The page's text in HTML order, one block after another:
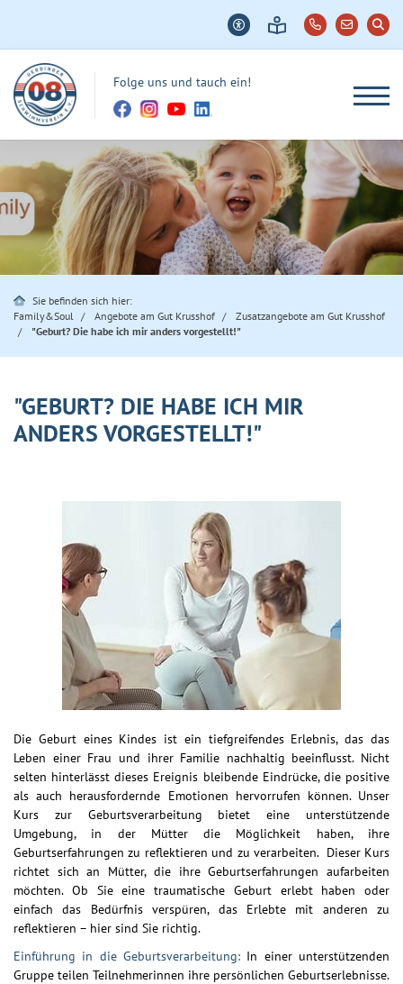
Folge uns und tauch ein!
Sie befinden sich hier:
Family&Soul
Angebote am Gut Krusshof
Zusatzangebote am Gut Krusshof
"Geburt? Die habe ich mir anders vorgestellt!"
"GEBURT? DIE HABE ICH MIR
ANDERS VORGESTELLT!"
Die Geburt eines Kindes ist ein tiefgreifendes Erlebnis, das das
Leben einer Frau und ihrer Familie nachhaltig beeinflusst. Nicht
selten hinterlässt dieses Ereignis bleibende Eindrücke, die positive
als auch herausfordernde Emotionen hervorrufen können. Unser
Kurs zur Geburtsverarbeitung bietet eine unterstützende
Umgebung, in der Mütter die Möglichkeit haben, ihre
Geburtserfahrungen zu reflektieren und zu verarbeiten. Dieser Kurs
richtet sich an Mütter, die ihre Geburtserfahrungen aufarbeiten
möchten. Ob Sie eine traumatische Geburt erlebt haben oder
einfach das Bedürfnis verspüren, das Erlebte mit anderen zu
reflektieren – hier sind Sie richtig.
Einführung in die Geburtsverarbeitung: In einer unterstützenden
Gruppe teilen Teilnehmerinnen ihre persönlichen Geburtserlebnisse.